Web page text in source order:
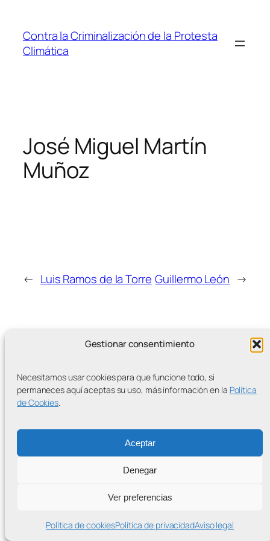
Gestionar consentimiento
Necesitamos usar cookies para que funcione todo, si
permaneces aquí aceptas su uso, más información en la Política
de Cookies.
Aceptar
Denegar
Ver preferencias
Política de cookiesPolítica de privacidadAviso legal
contenido
Contra la Criminalización de la Protesta
Climática
José Miguel Martín
Muñoz
← Luis Ramos de la Torre Guillermo León →
MÁS ENTRADAS
Contra la Criminalización de la Protesta Climática
Proudly powered byWordPress